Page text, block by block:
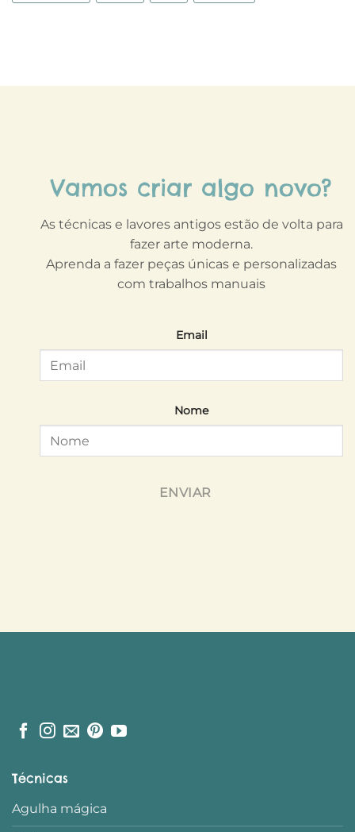
Vamos criar algo novo?
As técnicas e lavores antigos estão de volta para
fazer arte moderna.
Aprenda a fazer peças únicas e personalizadas
com trabalhos manuais
Email
Nome
ENVIAR
Técnicas
Agulha mágica